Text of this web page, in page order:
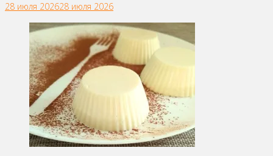
28 июля 202628 июля 2026